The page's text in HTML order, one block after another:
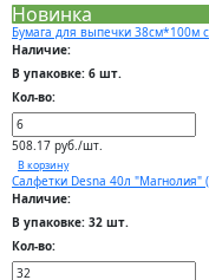
Новинка
Бумага для выпечки 38см*100м
Наличие:
В упаковке: 6 шт.
Кол-во:
508.17 руб./шт.
В корзину
Салфетки Desna 40л "Магнолия"
Наличие:
В упаковке: 32 шт.
Кол-во: